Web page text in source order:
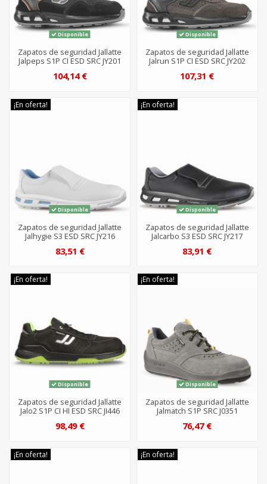
Disponible
Zapatos de seguridad Jallatte
Jalpeps S1P CI ESD SRC JY201
104,14 €
Disponible
Zapatos de seguridad Jallatte
Jalrun S1P CI ESD SRC JY202
107,31 €
¡En oferta!
Disponible
Zapatos de seguridad Jallatte
Jalhygie S3 ESD SRC JY216
83,51 €
¡En oferta!
Disponible
Zapatos de seguridad Jallatte
Jalcarbo S3 ESD SRC JY217
83,91 €
¡En oferta!
Disponible
Zapatos de seguridad Jallatte
Jalo2 S1P CI HI ESD SRC JI446
98,49 €
¡En oferta!
Disponible
Zapatos de seguridad Jallatte
Jalmatch S1P SRC J0351
76,47 €
¡En oferta! ¡En oferta!